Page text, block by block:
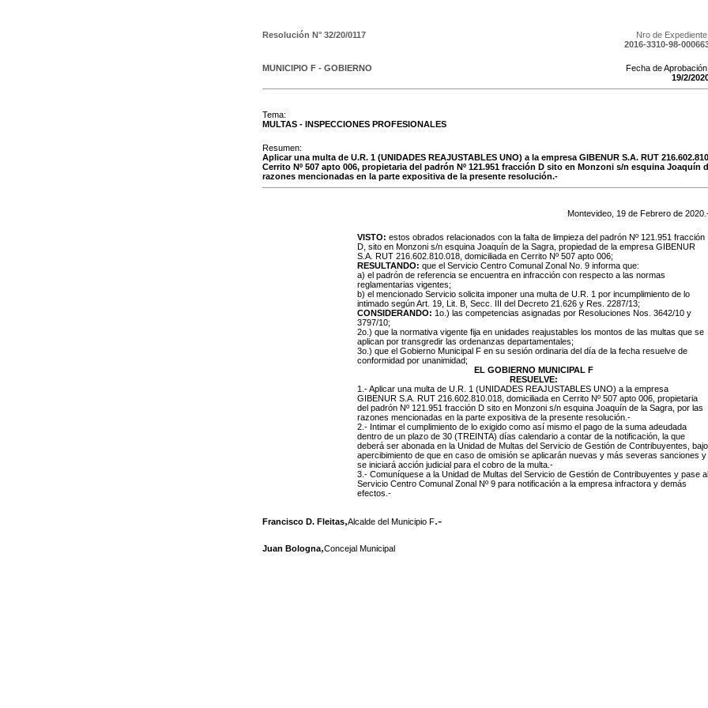
Resolución N° 32/20/0117
Nro de
2016-3310-98-
MUNICIPIO F - GOBIERNO
Fecha de
19/2/
Tema:
MULTAS - INSPECCIONES PROFESIONALES
Resumen:
Aplicar una multa de U.R. 1 (UNIDADES REAJUSTABLES UNO) a la empresa GIBENUR S.A. RUT
Cerrito Nº 507 apto 006, propietaria del padrón Nº 121.951 fracción D sito en Monzoni s/n esquina Joaquín
razones mencionadas en la parte expositiva de la presente resolución.-
Montevideo, 19 de Febrero de 2020
VISTO: estos obrados relacionados con la falta de limpieza del padrón Nº 121.951 fracción
D, sito en Monzoni s/n esquina Joaquín de la Sagra, propiedad de la empresa GIBENUR
S.A. RUT 216.602.810.018, domiciliada en Cerrito Nº 507 apto 006;
RESULTANDO: que el Servicio Centro Comunal Zonal No. 9 informa que:
a) el padrón de referencia se encuentra en infracción con respecto a las normas
reglamentarias vigentes;
b) el mencionado Servicio solicita imponer una multa de U.R. 1 por incumplimiento de lo
intimado según Art. 19, Lit. B, Secc. III del Decreto 21.626 y Res. 2287/13;
CONSIDERANDO: 1o.) las competencias asignadas por Resoluciones Nos. 3642/10 y
3797/10;
2o.) que la normativa vigente fija en unidades reajustables los montos de las multas que se
aplican por transgredir las ordenanzas departamentales;
3o.) que el Gobierno Municipal F en su sesión ordinaria del día de la fecha resuelve de
conformidad por unanimidad;
EL GOBIERNO MUNICIPAL F
RESUELVE:
1.- Aplicar una multa de U.R. 1 (UNIDADES REAJUSTABLES UNO) a la empresa
GIBENUR S.A. RUT 216.602.810.018, domiciliada en Cerrito Nº 507 apto 006, propietaria
del padrón Nº 121.951 fracción D sito en Monzoni s/n esquina Joaquín de la Sagra, por las
razones mencionadas en la parte expositiva de la presente resolución.-
2.- Intimar el cumplimiento de lo exigido como así mismo el pago de la suma adeudada
dentro de un plazo de 30 (TREINTA) días calendario a contar de la notificación, la que
deberá ser abonada en la Unidad de Multas del Servicio de Gestión de Contribuyentes, bajo
apercibimiento de que en caso de omisión se aplicarán nuevas y más severas sanciones y
se iniciará acción judicial para el cobro de la multa.-
3.- Comuníquese a la Unidad de Multas del Servicio de Gestión de Contribuyentes y pase al
Servicio Centro Comunal Zonal Nº 9 para notificación a la empresa infractora y demás
efectos.-
Francisco D. Fleitas,Alcalde del Municipio F.-
Juan Bologna,Concejal Municipal